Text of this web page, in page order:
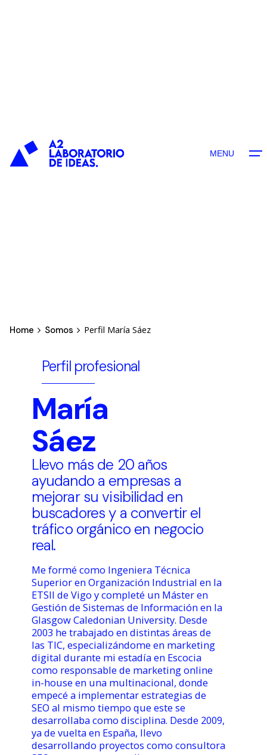
MENU
Home Somos Perfil María Sáez
Perfil profesional
María
Sáez
Llevo más de 20 años
ayudando a empresas a
mejorar su visibilidad en
buscadores y a convertir el
tráfico orgánico en negocio
real.
Me formé como Ingeniera Técnica
Superior en Organización Industrial en la
ETSII de Vigo y completé un Máster en
Gestión de Sistemas de Información en la
Glasgow Caledonian University. Desde
2003 he trabajado en distintas áreas de
las TIC, especializándome en marketing
digital durante mi estadía en Escocia
como responsable de marketing online
in-house en una multinacional, donde
empecé a implementar estrategias de
SEO al mismo tiempo que este se
desarrollaba como disciplina. Desde 2009,
ya de vuelta en España, llevo
desarrollando proyectos como consultora